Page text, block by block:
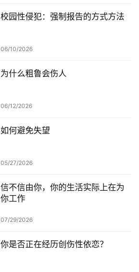
校园性侵犯：强制报告的方式方法
06/10/2026
为什么粗鲁会伤人
06/12/2026
如何避免失望
05/27/2026
信不信由你，你的生活实际上在为
你工作
07/29/2026
你是否正在经历创伤性依恋？